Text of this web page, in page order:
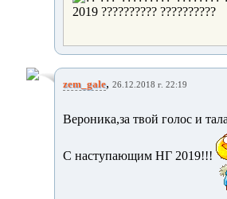
zem_gale, 26.12.2018 г. 22:19
Вероника,за твой голос и
С наступающим НГ 2019!!!